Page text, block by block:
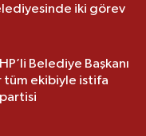
iki görev
Belediye Başkanı
tüm ekibiyle istifa